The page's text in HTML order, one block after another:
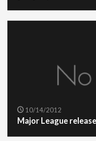
10/14/2012
Major League